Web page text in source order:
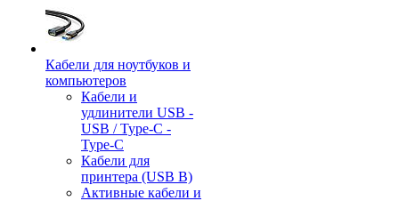
Кабели для ноутбуков и
компьютеров
Кабели и
удлинители USB -
USB / Type-C -
Type-C
Кабели для
принтера (USB B)
Активные кабели и